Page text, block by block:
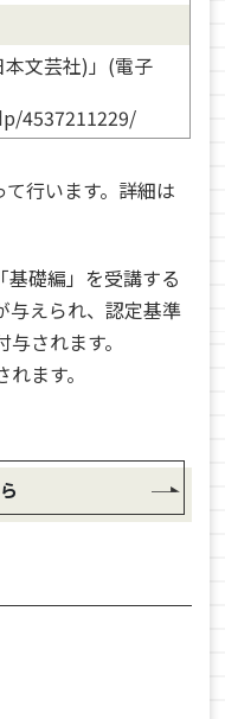
文芸社)」(電子
4537211229/
行います。詳細は
基礎編」を受講する
与えられ、認定基準
されます。
ます。